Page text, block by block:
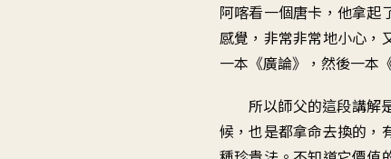
阿喀看一個唐卡 ， 他拿起
感覺 ， 非常非常地小心 ，
一本《廣論》， 然後一本
所以師父的這段講解
候 ，也是都拿命去換的 ，